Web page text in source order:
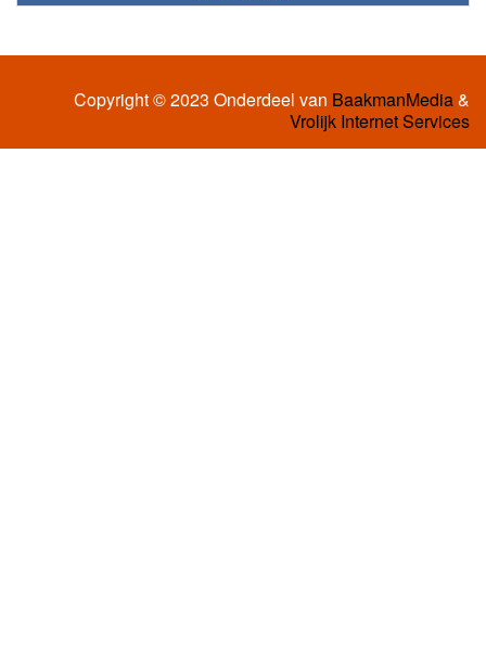
Copyright © 2023 Onderdeel van BaakmanMedia&
Vrolijk Internet Services